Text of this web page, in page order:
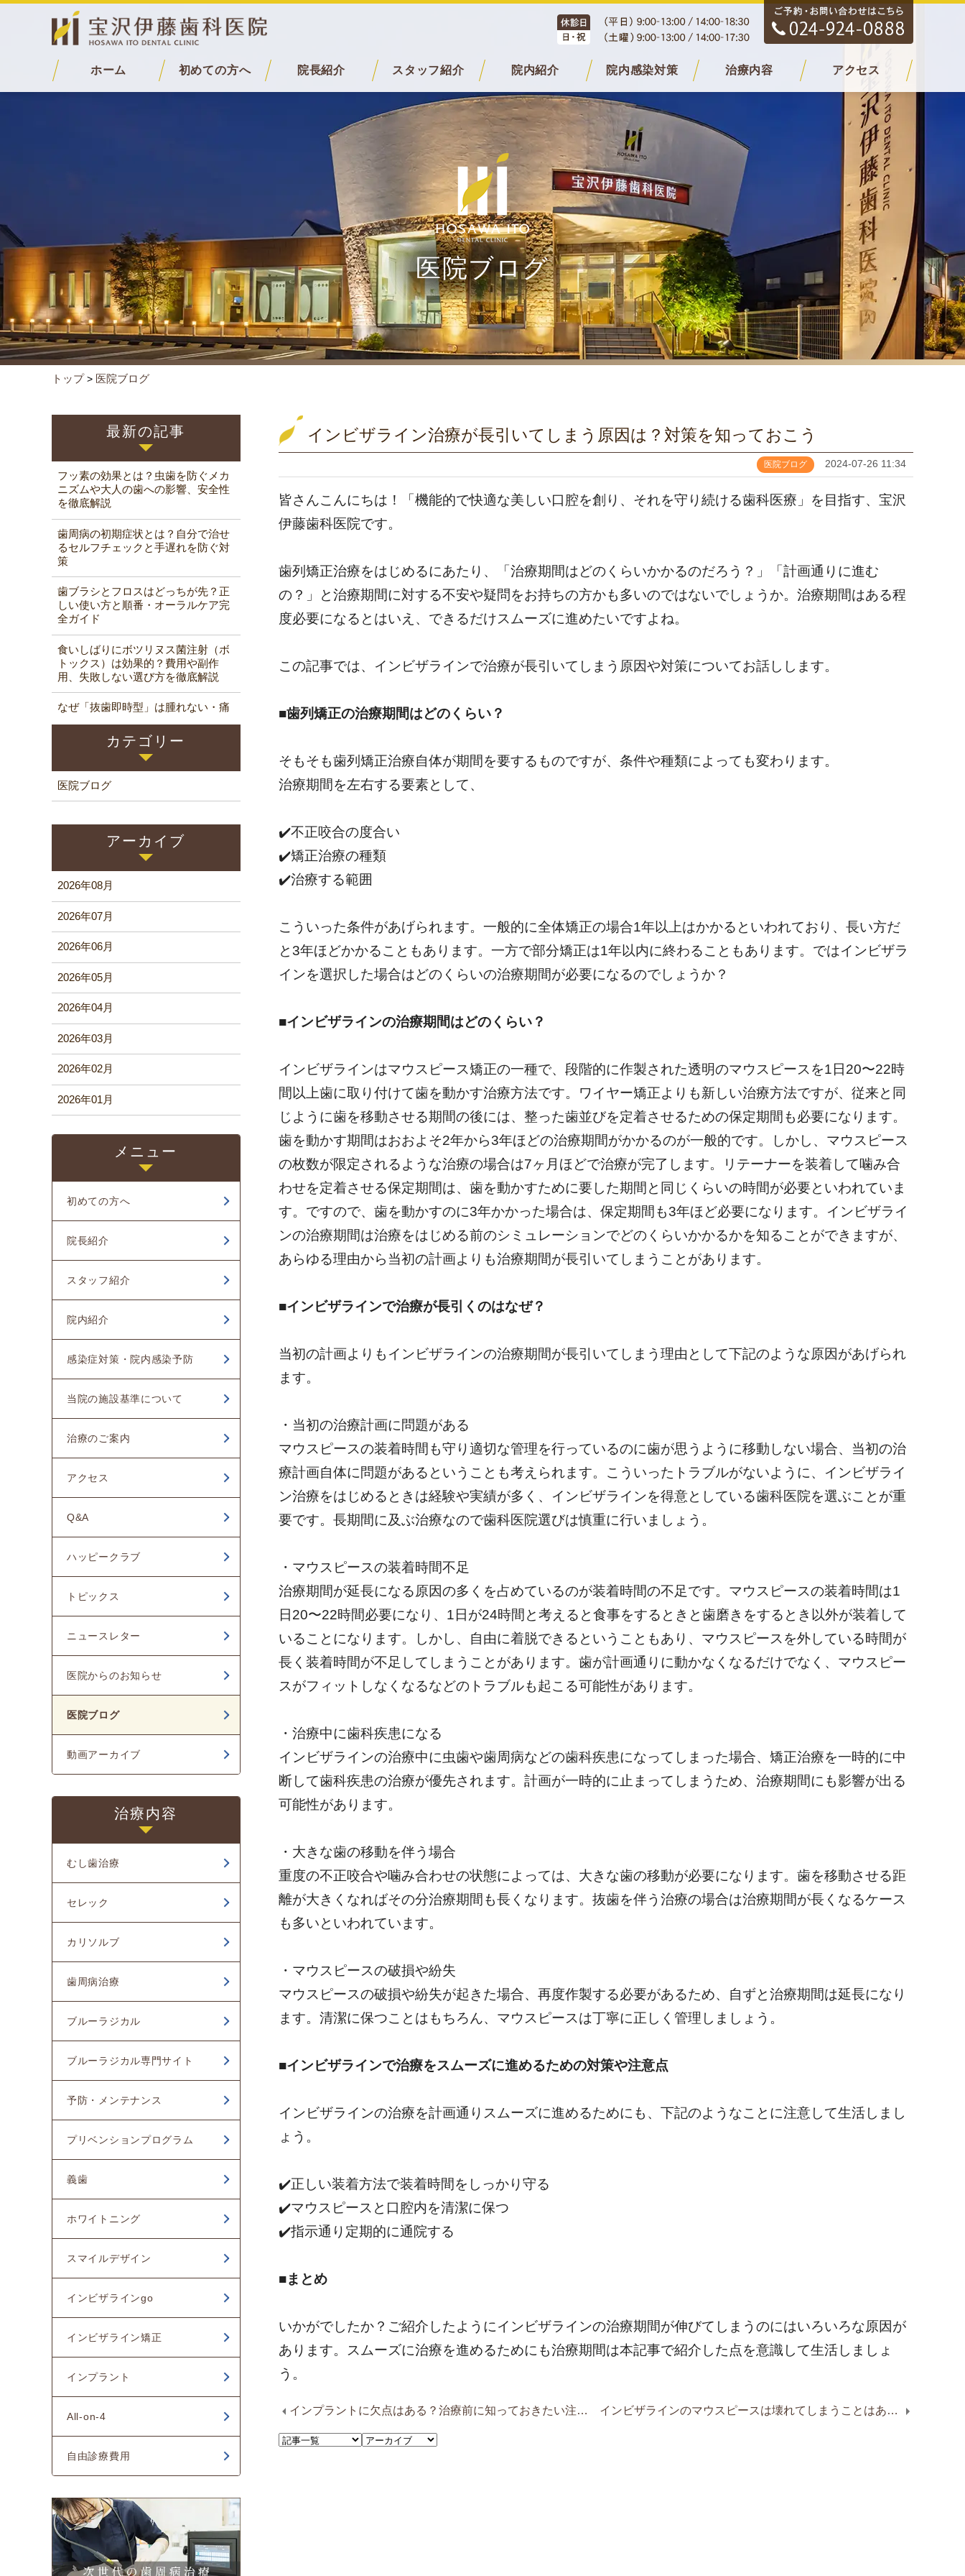
ホーム 初めての方へ 院長紹介 スタッフ紹介 院内紹介 院内感染対策 治療内容 アクセス
医院ブログ
トップ > 医院ブログ
インビザライン治療が長引いてしまう原因は？対策を知っておこう
医院ブログ 2024-07-26 11:34
皆さんこんにちは！「機能的で快適な美しい口腔を創り、それを守り続ける歯科医療」を目指す、宝沢
伊藤歯科医院です。
歯列矯正治療をはじめるにあたり、「治療期間はどのくらいかかるのだろう？」「計画通りに進む
の？」と治療期間に対する不安や疑問をお持ちの方かも多いのではないでしょうか。治療期間はある程
度必要になるとはいえ、できるだけスムーズに進めたいですよね。
この記事では、インビザラインで治療が長引いてしまう原因や対策についてお話しします。
■歯列矯正の治療期間はどのくらい？
そもそも歯列矯正治療自体が期間を要するものですが、条件や種類によっても変わります。
治療期間を左右する要素として、
✔️不正咬合の度合い
✔️矯正治療の種類
✔️治療する範囲
こういった条件があげられます。一般的に全体矯正の場合1年以上はかかるといわれており、長い方だ
と3年ほどかかることもあります。一方で部分矯正は1年以内に終わることもあります。ではインビザラ
インを選択した場合はどのくらいの治療期間が必要になるのでしょうか？
■インビザラインの治療期間はどのくらい？
インビザラインはマウスピース矯正の一種で、段階的に作製された透明のマウスピースを1日20〜22時
間以上歯に取り付けて歯を動かす治療方法です。ワイヤー矯正よりも新しい治療方法ですが、従来と同
じように歯を移動させる期間の後には、整った歯並びを定着させるための保定期間も必要になります。
歯を動かす期間はおおよそ2年から3年ほどの治療期間がかかるのが一般的です。しかし、マウスピース
の枚数が限定されるような治療の場合は7ヶ月ほどで治療が完了します。リテーナーを装着して噛み合
わせを定着させる保定期間は、歯を動かすために要した期間と同じくらいの時間が必要といわれていま
す。ですので、歯を動かすのに3年かかった場合は、保定期間も3年ほど必要になります。インビザライ
ンの治療期間は治療をはじめる前のシミュレーションでどのくらいかかるかを知ることができますが、
あらゆる理由から当初の計画よりも治療期間が長引いてしまうことがあります。
■インビザラインで治療が長引くのはなぜ？
当初の計画よりもインビザラインの治療期間が長引いてしまう理由として下記のような原因があげられ
ます。
・当初の治療計画に問題がある
マウスピースの装着時間も守り適切な管理を行っているのに歯が思うように移動しない場合、当初の治
療計画自体に問題があるということも考えられます。こういったトラブルがないように、インビザライ
ン治療をはじめるときは経験や実績が多く、インビザラインを得意としている歯科医院を選ぶことが重
要です。長期間に及ぶ治療なので歯科医院選びは慎重に行いましょう。
・マウスピースの装着時間不足
治療期間が延長になる原因の多くを占めているのが装着時間の不足です。マウスピースの装着時間は1
日20〜22時間必要になり、1日が24時間と考えると食事をするときと歯磨きをするとき以外が装着して
いることになります。しかし、自由に着脱できるということもあり、マウスピースを外している時間が
長く装着時間が不足してしまうことがあります。歯が計画通りに動かなくなるだけでなく、マウスピー
スがフィットしなくなるなどのトラブルも起こる可能性があります。
・治療中に歯科疾患になる
インビザラインの治療中に虫歯や歯周病などの歯科疾患になってしまった場合、矯正治療を一時的に中
断して歯科疾患の治療が優先されます。計画が一時的に止まってしまうため、治療期間にも影響が出る
可能性があります。
・大きな歯の移動を伴う場合
重度の不正咬合や噛み合わせの状態によっては、大きな歯の移動が必要になります。歯を移動させる距
離が大きくなればその分治療期間も長くなります。抜歯を伴う治療の場合は治療期間が長くなるケース
も多いといわれています。
・マウスピースの破損や紛失
マウスピースの破損や紛失が起きた場合、再度作製する必要があるため、自ずと治療期間は延長になり
ます。清潔に保つことはもちろん、マウスピースは丁寧に正しく管理しましょう。
■インビザラインで治療をスムーズに進めるための対策や注意点
インビザラインの治療を計画通りスムーズに進めるためにも、下記のようなことに注意して生活しまし
ょう。
✔️正しい装着方法で装着時間をしっかり守る
✔️マウスピースと口腔内を清潔に保つ
✔️指示通り定期的に通院する
■まとめ
いかがでしたか？ご紹介したようにインビザラインの治療期間が伸びてしまうのにはいろいろな原因が
あります。スムーズに治療を進めるためにも治療期間は本記事で紹介した点を意識して生活しましょ
う。
インプラントに欠点はある？治療前に知っておきたい注意点 インビザラインのマウスピースは壊れてしまうことはある？原因を解説
最新の記事
フッ素の効果とは？虫歯を防ぐメカ
ニズムや大人の歯への影響、安全性
を徹底解説
歯周病の初期症状とは？自分で治せ
るセルフチェックと手遅れを防ぐ対
策
歯ブラシとフロスはどっちが先？正
しい使い方と順番・オーラルケア完
全ガイド
食いしばりにボツリヌス菌注射（ボ
トックス）は効果的？費用や副作
用、失敗しない選び方を徹底解説
なぜ「抜歯即時型」は腫れない・痛
カテゴリー
医院ブログ
アーカイブ
2026年08月
2026年07月
2026年06月
2026年05月
2026年04月
2026年03月
2026年02月
2026年01月
2025年09月
2025年06月
2025年05月
2024年12月
2024年10月
2024年09月
2024年07月
2024年06月
2024年05月
2024年03月
2024年01月
2023年12月
2023年10月
2023年04月
2023年02月
2022年12月
2022年11月
メニュー
初めての方へ
院長紹介
スタッフ紹介
院内紹介
感染症対策・院内感染予防
当院の施設基準について
治療のご案内
アクセス
Q&A
ハッピークラブ
トピックス
ニュースレター
医院からのお知らせ
医院ブログ
動画アーカイブ
治療内容
むし歯治療
セレック
カリソルブ
歯周病治療
ブルーラジカル
ブルーラジカル専門サイト
予防・メンテナンス
プリベンションプログラム
義歯
ホワイトニング
スマイルデザイン
インビザラインgo
インビザライン矯正
インプラント
All-on-4
自由診療費用